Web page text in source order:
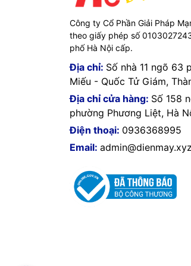
Website:https://tic.vn/
VegGieg - Kết nối mạnh mẽ,
TIC.VN – Nhà phân phối và
chuyên cung cấp đa dạng
Camera giám sát
Tổng đài
lạnh, máy giặt, máy hút
sản phẩm chính hãng, giá
nghiệp cũng như gia đình và
Công ty Cổ Phần Giải Pháp
theo giấy phép số
phố Hà Nội cấp.
Địa chỉ: Số nhà 11 ngõ 63
Miếu - Quốc Tử Giám,
Địa chỉ cửa hàng: Số 158
phường Phương Liệt, Hà
Điện thoại: 0936368995
Email: admin@dienmay.xyz